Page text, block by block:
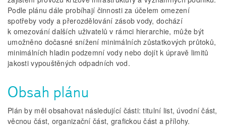
Podle plánu dále probíhají činnosti za účelem omezení
spotřeby vody a přerozdělování zásob vody, dochází
k omezování dalších uživatelů v rámci hierarchie, může být
umožněno dočasné snížení minimálních zůstatkových průtoků,
minimálních hladin podzemní vody nebo dojít k úpravě limitů
jakosti vypouštěných odpadních vod.
Obsah plánu
Plán by měl obsahovat následující části: titulní list, úvodní část,
věcnou část, organizační část, grafickou část a přílohy.